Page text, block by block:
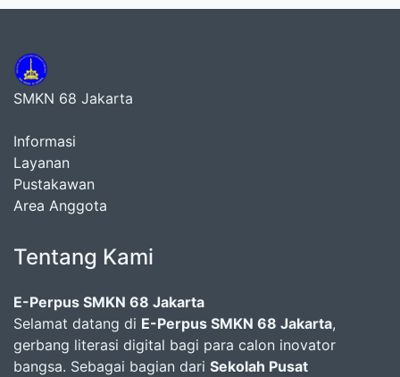
SMKN 68 Jakarta
Informasi
Layanan
Pustakawan
Area Anggota
Tentang Kami
E-Perpus SMKN 68 Jakarta
Selamat datang di E-Perpus SMKN 68 Jakarta,
gerbang literasi digital bagi para calon inovator
bangsa. Sebagai bagian dari Sekolah Pusat